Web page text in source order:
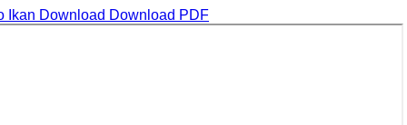
Ikan Download Download PDF